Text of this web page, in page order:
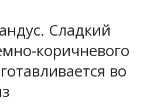
Сладкий
коричневого
во